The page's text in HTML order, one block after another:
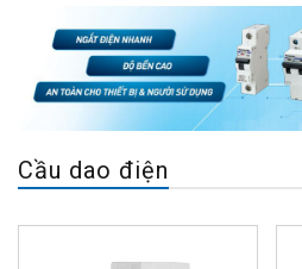
Cầu dao điện